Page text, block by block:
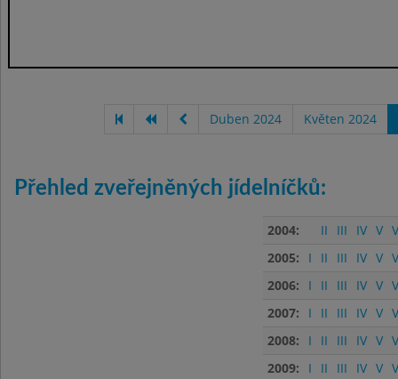
Duben 2024 Květen 2024
Přehled zveřejněných jídelníčků:
2004: II III IV V
2005:
I II III IV V
2006:
I II III IV V
2007:
I II III IV V
2008:
I II III IV V
2009:
I II III IV V